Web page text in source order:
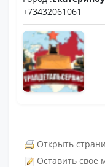
+73432061061
Открыть
Оставить своё